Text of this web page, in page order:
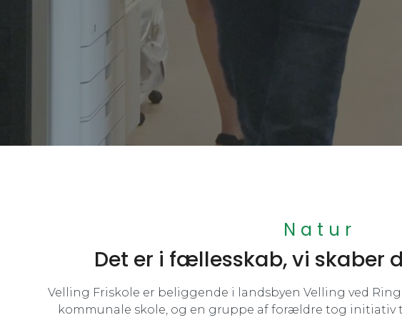
Natur
Det er i fællesskab, vi skaber
Velling Friskole er beliggende i landsbyen Velling ved
kommunale skole, og en gruppe af forældre tog initiativ